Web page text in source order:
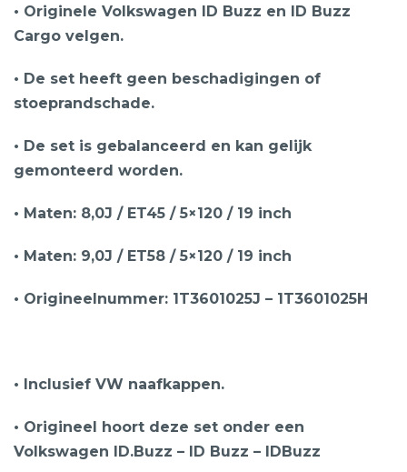
• Originele Volkswagen ID Buzz en ID Buzz
Cargo velgen.
• De set heeft geen beschadigingen of
stoeprandschade.
• De set is gebalanceerd en kan gelijk
gemonteerd worden.
• Maten: 8,0J / ET45 / 5×120 / 19 inch
• Maten: 9,0J / ET58 / 5×120 / 19 inch
• Origineelnummer: 1T3601025J – 1T3601025H
• Inclusief VW naafkappen.
• Origineel hoort deze set onder een
Volkswagen ID.Buzz – ID Buzz – IDBuzz